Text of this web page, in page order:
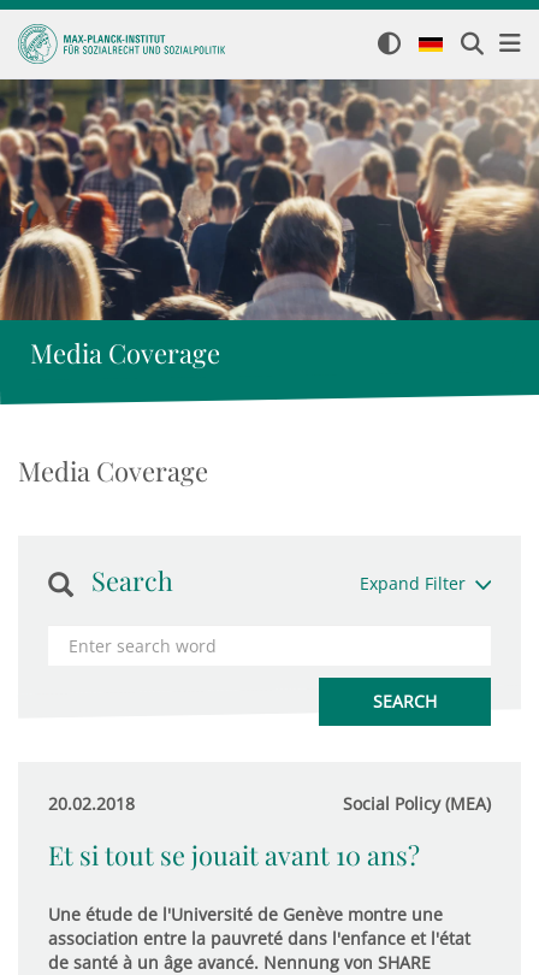
Media Coverage
Media Coverage
Search Expand Filter
20.02.2018 Social Policy (MEA)
Et si tout se jouait avant 10 ans?
Une étude de l'Université de Genève montre une
association entre la pauvreté dans l'enfance et l'état
de santé à un âge avancé. Nennung von SHARE